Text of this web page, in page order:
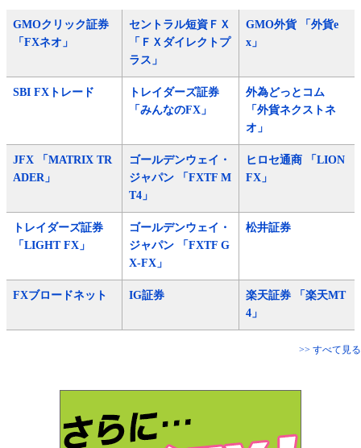
GMOクリック証券
「FXネオ」
セントラル短資ＦＸ
「ＦＸダイレクトプ
ラス」
GMO外貨 「外貨e
x」
SBI FXトレード
トレイダーズ証券
「みんなのFX」
外為どっとコム
「外貨ネクストネ
オ」
JFX 「MATRIX TR
ADER」
ゴールデンウェイ・
ジャパン 「FXTF M
T4」
ヒロセ通商 「LION
FX」
トレイダーズ証券
「LIGHT FX」
ゴールデンウェイ・
ジャパン 「FXTF G
X-FX」
松井証券
FXブロードネット IG証券
楽天証券 「楽天MT
4」
>> すべて見る